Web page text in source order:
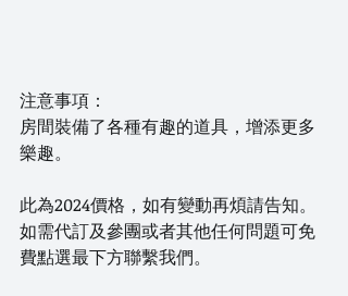
注意事項：
房間裝備了各種有趣的道具，增添更多
樂趣。
此為2024價格，如有變動再煩請告知。
如需代訂及參團或者其他任何問題可免
費點選最下方聯繫我們。